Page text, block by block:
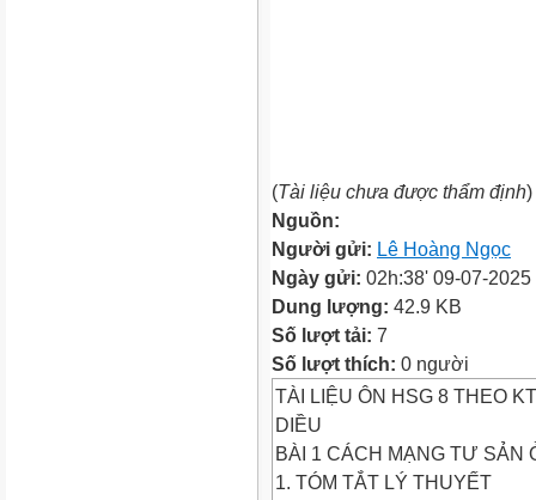
(Tài liệu chưa được thẩm định)
Nguồn:
Người gửi: Lê Hoàng Ngọc
Ngày gửi: 02h:38' 09-07-2025
Dung lượng: 42.9 KB
Số lượt tải: 7
Số lượt thích: 0 người
TÀI LIỆU ÔN HSG 8 THEO
DIỀU
BÀI 1 CÁCH MẠNG TƯ SẢN
1. TÓM TẮT LÝ THUYẾT